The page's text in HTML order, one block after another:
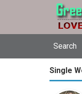
Search
Single